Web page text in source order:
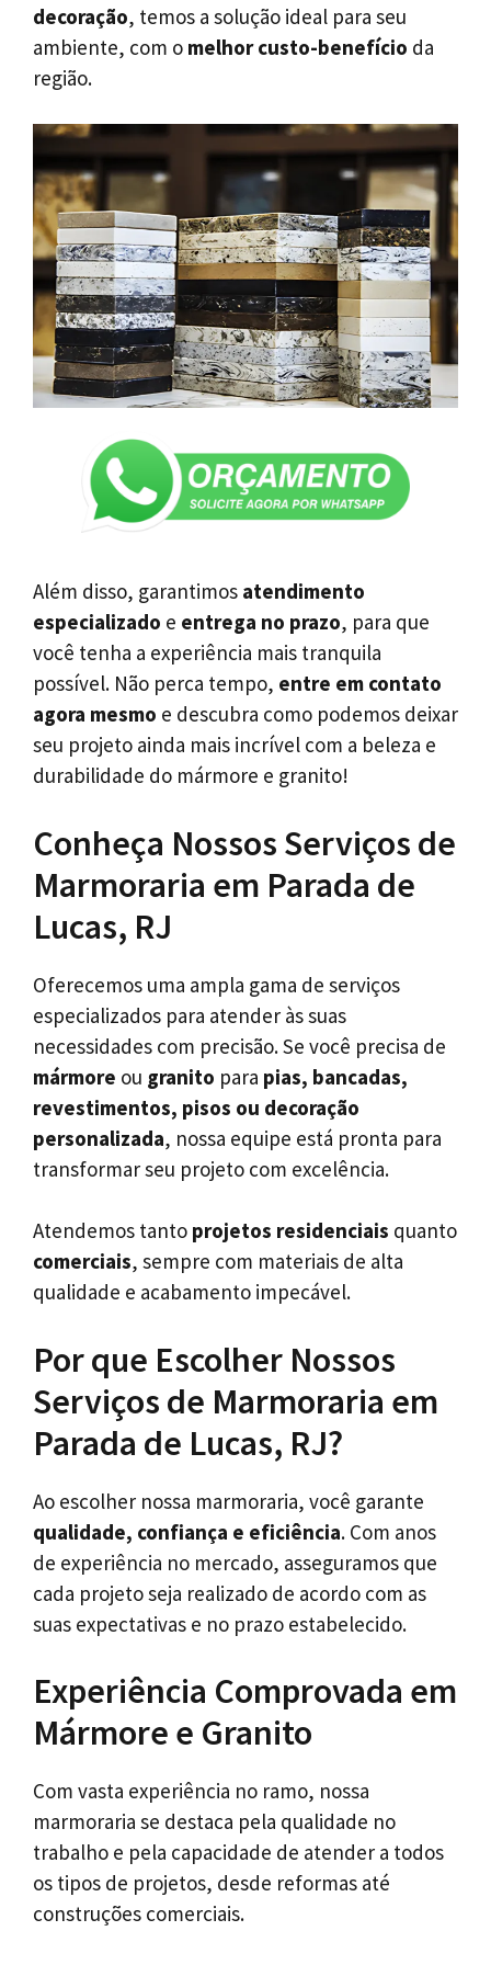
decoração, temos a solução ideal para seu
ambiente, com o melhor custo-benefício da
região.
Além disso, garantimos atendimento
especializado e entrega no prazo, para que
você tenha a experiência mais tranquila
possível. Não perca tempo, entre em contato
agora mesmo e descubra como podemos deixar
seu projeto ainda mais incrível com a beleza e
durabilidade do mármore e granito!
Conheça Nossos Serviços de
Marmoraria em Parada de
Lucas, RJ
Oferecemos uma ampla gama de serviços
especializados para atender às suas
necessidades com precisão. Se você precisa de
mármore ou granito para pias, bancadas,
revestimentos, pisos ou decoração
personalizada, nossa equipe está pronta para
transformar seu projeto com excelência.
Atendemos tanto projetos residenciais quanto
comerciais, sempre com materiais de alta
qualidade e acabamento impecável.
Por que Escolher Nossos
Serviços de Marmoraria em
Parada de Lucas, RJ?
Ao escolher nossa marmoraria, você garante
qualidade, confiança e eficiência. Com anos
de experiência no mercado, asseguramos que
cada projeto seja realizado de acordo com as
suas expectativas e no prazo estabelecido.
Experiência Comprovada em
Mármore e Granito
Com vasta experiência no ramo, nossa
marmoraria se destaca pela qualidade no
trabalho e pela capacidade de atender a todos
os tipos de projetos, desde reformas até
construções comerciais.